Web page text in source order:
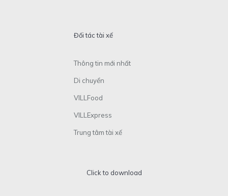
Đối tác tài xế
Thông tin mới nhất
Di chuyển
VILLFood
VILLExpress
Trung tâm tài xế
Click to download